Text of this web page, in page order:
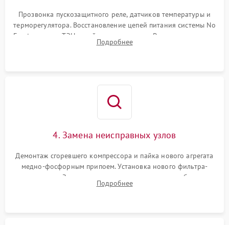
Прозвонка пускозащитного реле, датчиков температуры и
терморегулятора. Восстановление цепей питания системы No
Frost, включая ТЭН оттайки и вентилятор. Ремонт или замена
платы управления при сбоях алгоритмов.
Подробнее
4. Замена неисправных узлов
Демонтаж сгоревшего компрессора и пайка нового агрегата
медно-фосфорным припоем. Установка нового фильтра-
осушителя. Замена изношенных вентиляторов обдува,
сломанных заслонок или поврежденных дверных петель.
Подробнее